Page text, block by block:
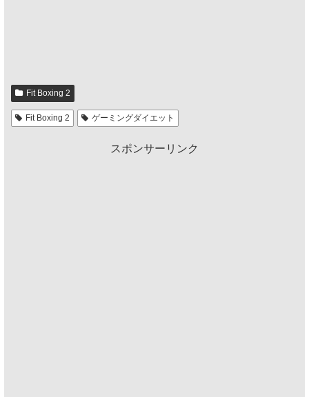
Fit Boxing 2
Fit Boxing 2 ゲーミングダイエット
スポンサーリンク